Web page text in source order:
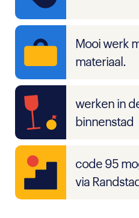
Mooi werk
materiaal.
werken in
binnenstad
code 95
via